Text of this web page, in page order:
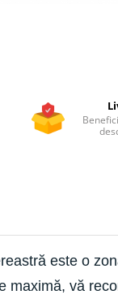
Facebook
este o
maximă, vă